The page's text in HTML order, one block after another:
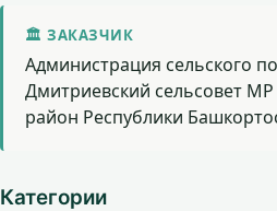
🏛 ЗАКАЗЧИК
Администрация сельского
Дмитриевский сельсовет
район Республики
Категории